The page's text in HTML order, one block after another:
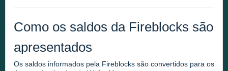
Como os saldos da Fireblocks são
apresentados
Os saldos informados pela Fireblocks são convertidos para os